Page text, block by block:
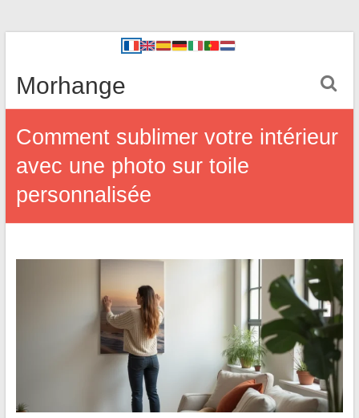
Morhange
Comment sublimer votre intérieur
avec une photo sur toile
personnalisée